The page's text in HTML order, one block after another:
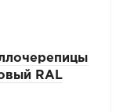
RAL